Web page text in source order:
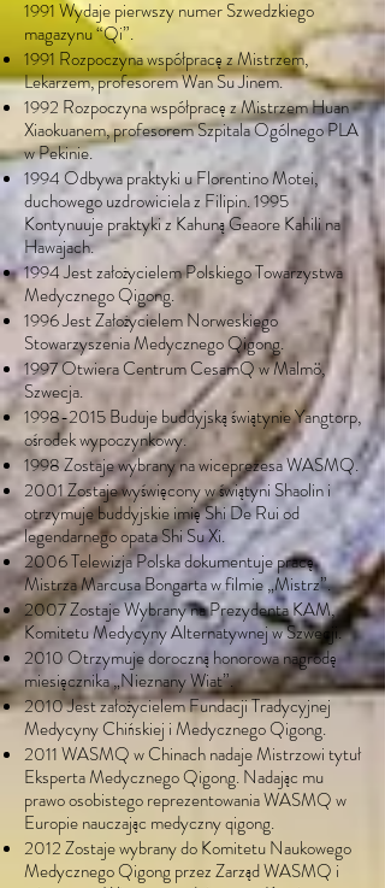
1991 Wydaje pierwszy numer Szwedzkiego
magazynu “Qi”.
1991 Rozpoczyna współpracę z Mistrzem,
Lekarzem, profesorem Wan Su Jinem.
1992 Rozpoczyna współpracę z Mistrzem Huan
Xiaokuanem, profesorem Szpitala Ogólnego PLA
w Pekinie.
1994 Odbywa praktyki u Florentino Motei,
duchowego uzdrowiciela z Filipin. 1995
Kontynuuje praktyki z Kahuną Geaore Kahili na
Hawajach.
1994 Jest założycielem Polskiego Towarzystwa
Medycznego Qigong.
1996 Jest Założycielem Norweskiego
Stowarzyszenia Medycznego Qigong.
1997 Otwiera Centrum CesamQ w Malmö,
Szwecja.
1998-2015Buduje buddyjską świątynie Yangtorp,
ośrodek wypoczynkowy.
1998 Zostaje wybrany na wiceprezesa WASMQ.
2001 Zostaje wyświęcony w świątyni Shaolin i
otrzymuje buddyjskie imię Shi De Rui od
legendarnego opata Shi Su Xi.
2006 Telewizja Polska dokumentuje pracę
Mistrza Marcusa Bongarta w filmie „Mistrz”.
2007 Zostaje Wybrany na Prezydenta KAM,
Komitetu Medycyny Alternatywnej w Szwecji.
2010 Otrzymuje doroczną honorowa nagrodę
miesięcznika „Nieznany Wiat”.
2010 Jest założycielem Fundacji Tradycyjnej
Medycyny Chińskiej i Medycznego Qigong.
2011 WASMQ w Chinach nadaje Mistrzowi tytuł
Eksperta Medycznego Qigong. Nadając mu
prawo osobistego reprezentowania WASMQ w
Europie nauczając medyczny qigong.
2012 Zostaje wybrany do Komitetu Naukowego
Medycznego Qigong przez Zarząd WASMQ i